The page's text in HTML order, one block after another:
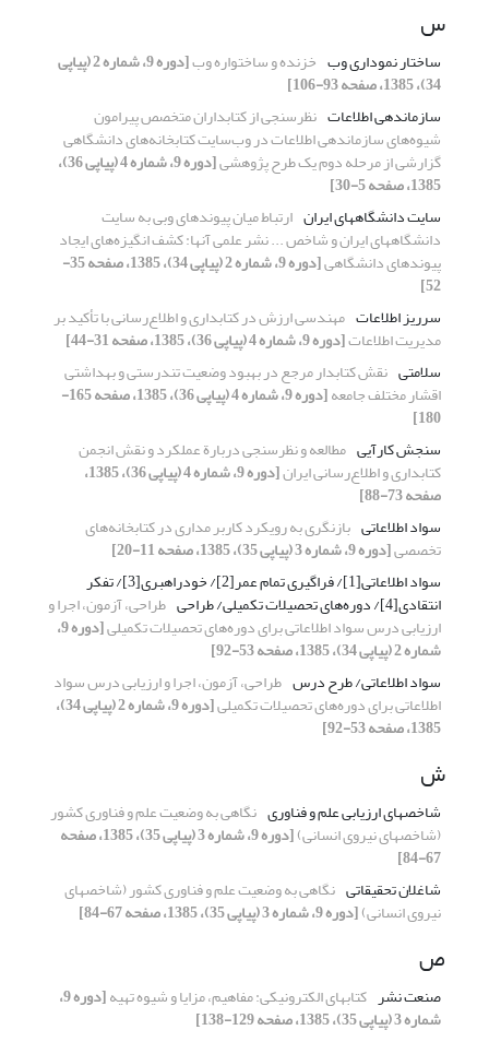
س
ساختار نموداری وب خزنده و ساختواره وب [دوره 9، شماره 2 (پیاپی
34)، 1385، صفحه 93-106]
سازماندهی اطلاعات نظرسنجی از کتابداران متخصص پیرامون
شیوه‌های سازماندهی اطلاعات در وب‌سایت کتابخانه‌های دانشگاهی
گزارشی از مرحله دوم یک طرح پژوهشی [دوره 9، شماره 4 (پیاپی 36)،
1385، صفحه 5-30]
سایت دانشگاههای ایران ارتباط میان پیوندهای وبی به سایت
دانشگاههای ایران و شاخص ... نشر علمی آنها: کشف انگیزه‌های ایجاد
پیوندهای دانشگاهی [دوره 9، شماره 2 (پیاپی 34)، 1385، صفحه 35-
52]
سرریز اطلاعات مهندسی ارزش در کتابداری و اطلاع‌رسانی با تأکید بر
مدیریت اطلاعات[دوره 9، شماره 4 (پیاپی 36)، 1385، صفحه 31-44]
سلامتی نقش کتابدار مرجع در بهبود وضعیت تندرستی و بهداشتی
اقشار مختلف جامعه [دوره 9، شماره 4 (پیاپی 36)، 1385، صفحه 165-
180]
سنجش کارآیی مطالعه و نظرسنجی دربارة عملکرد و نقش انجمن
کتابداری و اطلاع‌رسانی ایران [دوره 9، شماره 4 (پیاپی 36)، 1385،
صفحه 73-88]
سواد اطلاعاتی بازنگری به رویکرد کاربر مداری در کتابخانه‌های
تخصصی[دوره 9، شماره 3 (پیاپی 35)، 1385، صفحه 11-20]
سواد اطلاعاتی[1]/ فراگیری تمام عمر[2]/ خودراهبری[3]/ تفکر
انتقادی[4]/ دوره‌های تحصیلات تکمیلی/ طراحی طراحی، آزمون، اجرا و
ارزیابی درس سواد اطلاعاتی برای دوره‌های تحصیلات تکمیلی [دوره 9،
شماره 2 (پیاپی 34)، 1385، صفحه 53-92]
سواد اطلاعاتی/ طرح درس طراحی، آزمون، اجرا و ارزیابی درس سواد
اطلاعاتی برای دوره‌های تحصیلات تکمیلی [دوره 9، شماره 2 (پیاپی 34)،
1385، صفحه 53-92]
ش
شاخصهای ارزیابی علم و فناوری نگاهی به وضعیت علم و فناوری کشور
(شاخصهای نیروی انسانی) [دوره 9، شماره 3 (پیاپی 35)، 1385، صفحه
67-84]
شاغلان تحقیقاتی نگاهی به وضعیت علم و فناوری کشور (شاخصهای
نیروی انسانی)[دوره 9، شماره 3 (پیاپی 35)، 1385، صفحه 67-84]
ص
صنعت نشر کتابهای الکترونیکی: مفاهیم، مزایا و شیوه تهیه [دوره 9،
شماره 3 (پیاپی 35)، 1385، صفحه 129-138]